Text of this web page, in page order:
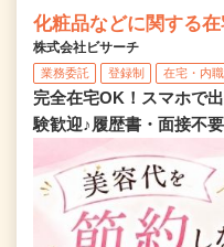
化粧品などに関する
株式会社ビサーチ
業務委託 登録制 在宅・内職
完全在宅OK！スマホで
験歓迎♪履歴書・面接不